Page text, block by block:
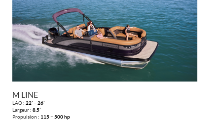
M LINE
LAO : 22’ – 26’
Largeur : 8.5’
Propulsion : 115 – 500 hp